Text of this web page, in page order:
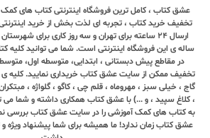
عشق کتاب ، کامل ترین فروشگاه اینترنتی کتاب های
تخفیف خرید کتاب ، تجربه ای لذت بخش از خرید
ارسال ٢٤ ساعته برای تهران و سه روز کاری برای
ساله ی این فروشگاه اینترنتی است. شما می توانید کلیه
در مقاطع پیش دبستانی ، ابتدایی، متوسطه اول،
تخفیف ممکن از سایت عشق کتاب خریداری نمایید. کلیه
گاج ، خیلی سبز ، مهروماه ، قلم چی ، کاگو ، گلواژه ،
، کلاغ سپید ، و ...) با عشق کتاب همکاری داشته و شما می
به کتاب های کمک آموزشی را در سایت عشق کتاب بررسی
عشق کتاب زمان ندارد! ما همیشه برای شما پیشنهاد